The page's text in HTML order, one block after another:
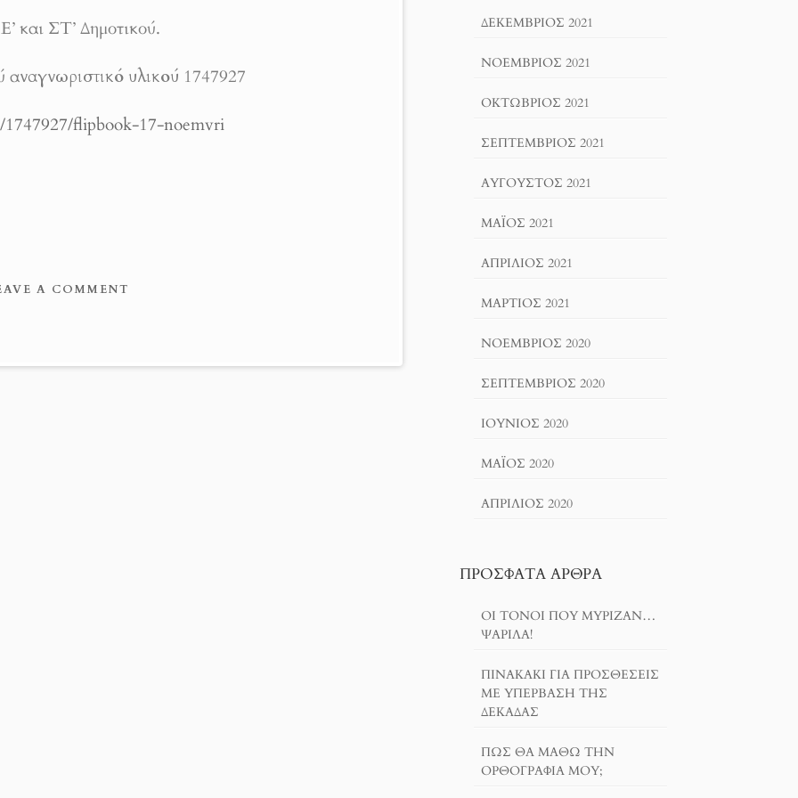
και ΣΤ’ Δημοτικού.
αναγνωριστικό υλικού 1747927
flipbook-17-noemvri
A COMMENT
ΔΕΚΈΜΒΡΙΟΣ 2021
ΝΟΈΜΒΡΙΟΣ 2021
ΟΚΤΏΒΡΙΟΣ 2021
ΣΕΠΤΈΜΒΡΙΟΣ 2021
ΑΎΓΟΥΣΤΟΣ 2021
ΜΆΙΟΣ 2021
ΑΠΡΊΛΙΟΣ 2021
ΜΆΡΤΙΟΣ 2021
ΝΟΈΜΒΡΙΟΣ 2020
ΣΕΠΤΈΜΒΡΙΟΣ 2020
ΙΟΎΝΙΟΣ 2020
ΜΆΙΟΣ 2020
ΑΠΡΊΛΙΟΣ 2020
ΠΡΌΣΦΑΤΑ ΆΡΘΡΑ
ΟΙ ΤΌΝΟΙ ΠΟΥ ΜΎΡΙΖΑΝ…
ΨΑΡΊΛΑ!
ΠΙΝΑΚΆΚΙ ΓΙΑ ΠΡΟΣΘΈΣΕΙΣ
ΜΕ ΥΠΈΡΒΑΣΗ ΤΗΣ
ΔΕΚΆΔΑΣ
ΠΏΣ ΘΑ ΜΆΘΩ ΤΗΝ
ΟΡΘΟΓΡΑΦΊΑ ΜΟΥ;